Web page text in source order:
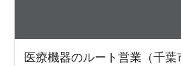
医療機器のルート営業（千葉